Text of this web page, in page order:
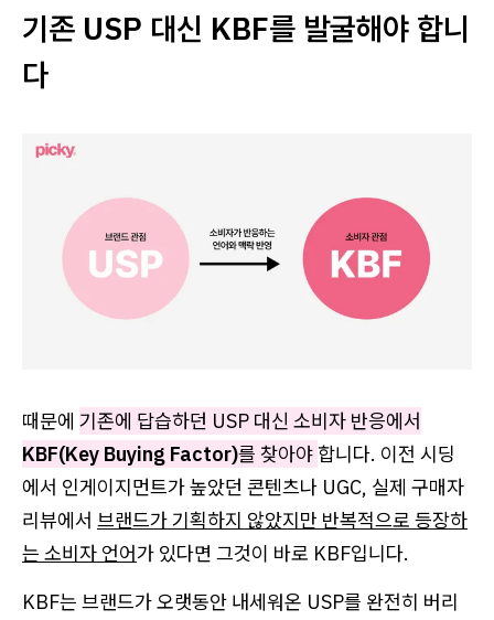
기존 USP 대신 KBF를 발굴해야 합니
다
때문에 기존에 답습하던 USP 대신 소비자 반응에서
KBF(Key Buying Factor)를 찾아야 합니다. 이전 시딩
에서 인게이지먼트가 높았던 콘텐츠나 UGC, 실제 구매자
리뷰에서 브랜드가 기획하지 않았지만 반복적으로 등장하
는 소비자 언어가 있다면 그것이 바로 KBF입니다.
KBF는 브랜드가 오랫동안 내세워온 USP를 완전히 버리